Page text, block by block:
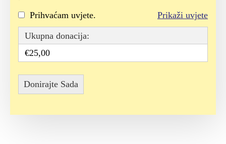
Prikaži uvjete
Prihvaćam uvjete.
Ukupna donacija:
€25,00